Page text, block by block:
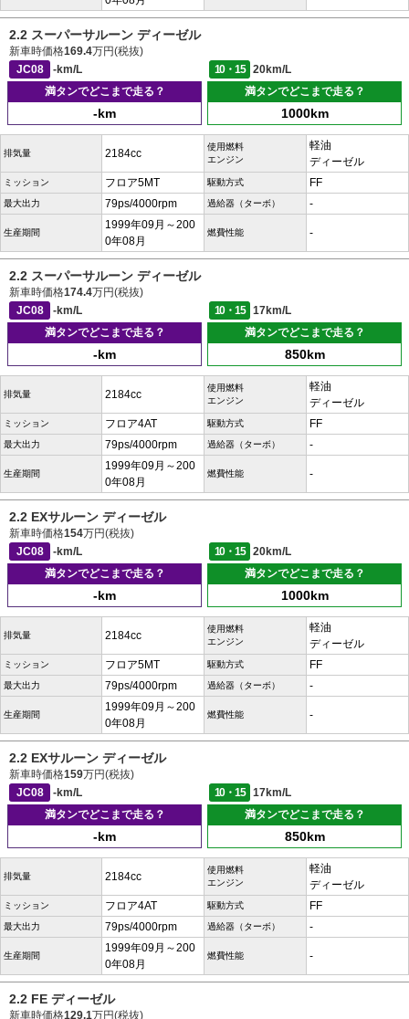
2.2 スーパーサルーン ディーゼル
新車時価格169.4万円(税抜)
JC08
-km/L 10・15
20km/L
満タンでどこまで走る？
-km
満タンでどこまで走る？
1000km
排気量 2184cc
使用燃料
エンジン
軽油
ディーゼル
ミッション フロア5MT 駆動方式 FF
最大出力 79ps/4000rpm 過給器（ターボ） -
生産期間
1999年09月～200
0年08月
燃費性能 -
2.2 スーパーサルーン ディーゼル
新車時価格174.4万円(税抜)
JC08
-km/L 10・15
17km/L
満タンでどこまで走る？
-km
満タンでどこまで走る？
850km
排気量 2184cc
使用燃料
エンジン
軽油
ディーゼル
ミッション フロア4AT 駆動方式 FF
最大出力 79ps/4000rpm 過給器（ターボ） -
生産期間
1999年09月～200
0年08月
燃費性能 -
2.2 EXサルーン ディーゼル
新車時価格154万円(税抜)
JC08
-km/L 10・15
20km/L
満タンでどこまで走る？
-km
満タンでどこまで走る？
1000km
排気量 2184cc
使用燃料
エンジン
軽油
ディーゼル
ミッション フロア5MT 駆動方式 FF
最大出力 79ps/4000rpm 過給器（ターボ） -
生産期間
1999年09月～200
0年08月
燃費性能 -
2.2 EXサルーン ディーゼル
新車時価格159万円(税抜)
JC08
-km/L 10・15
17km/L
満タンでどこまで走る？
-km
満タンでどこまで走る？
850km
排気量 2184cc
使用燃料
エンジン
軽油
ディーゼル
ミッション フロア4AT 駆動方式 FF
最大出力 79ps/4000rpm 過給器（ターボ） -
生産期間
1999年09月～200
0年08月
燃費性能 -
2.2 FE ディーゼル
新車時価格129.1万円(税抜)